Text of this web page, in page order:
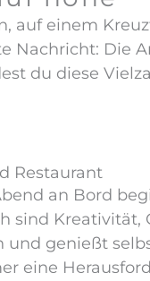
auf einem
Nachricht: Die
du diese
Restaurant
an Bord
sind
genießt
eine